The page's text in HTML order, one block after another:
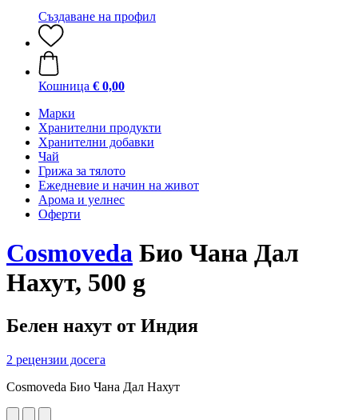
Създаване на профил
Кошница € 0,00
Марки
Хранителни продукти
Хранителни добавки
Чай
Грижа за тялото
Ежедневие и начин на живот
Арома и уелнес
Оферти
Cosmoveda Био Чана Дал
Нахут, 500 g
Белен нахут от Индия
2 рецензии досега
Cosmoveda Био Чана Дал Нахут